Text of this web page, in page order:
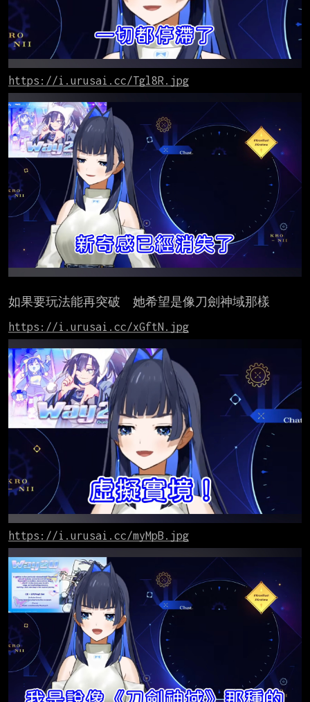
https://i.urusai.cc/Tgl8R.jpg
如果要玩法能再突破  她希望是像刀劍神域那樣
https://i.urusai.cc/xGftN.jpg
https://i.urusai.cc/myMpB.jpg